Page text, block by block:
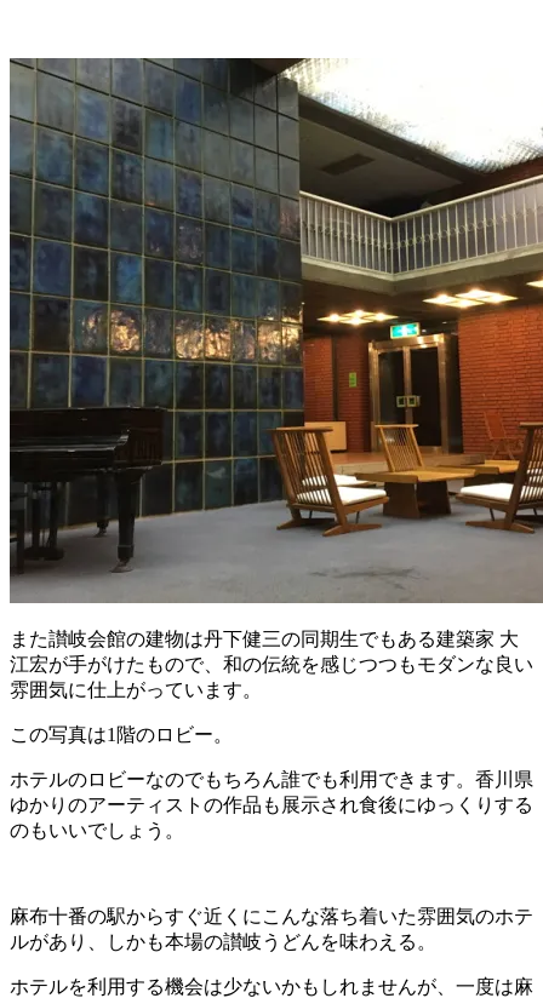
また讃岐会館の建物は丹下健三の同期生でもある建築家 大
江宏が手がけたもので、和の伝統を感じつつもモダンな良い
雰囲気に仕上がっています。
この写真は1階のロビー。
ホテルのロビーなのでもちろん誰でも利用できます。香川県
ゆかりのアーティストの作品も展示され食後にゆっくりする
のもいいでしょう。
麻布十番の駅からすぐ近くにこんな落ち着いた雰囲気のホテ
ルがあり、しかも本場の讃岐うどんを味わえる。
ホテルを利用する機会は少ないかもしれませんが、一度は麻